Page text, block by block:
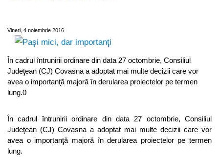
Vineri, 4 noiembrie 2016
În cadrul întrunirii ordinare din data 27 octombrie, Consiliul
Judeţean (CJ) Covasna a adoptat mai multe decizii care vor
avea o importanţă majoră în derularea proiectelor pe termen
lung.0
În cadrul întrunirii ordinare din data 27 octombrie, Consiliul
Judeţean (CJ) Covasna a adoptat mai multe decizii care vor
avea o importanţă majoră în derularea proiectelor pe termen
lung.